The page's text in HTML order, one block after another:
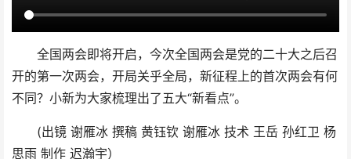
全国两会即将开启，今次全国两会是党的二十大之后召
开的第一次两会，开局关乎全局，新征程上的首次两会有何
不同？小新为大家梳理出了五大“新看点”。
(出镜 谢雁冰 撰稿 黄钰钦 谢雁冰 技术 王岳 孙红卫 杨
思雨 制作 迟瀚宇）